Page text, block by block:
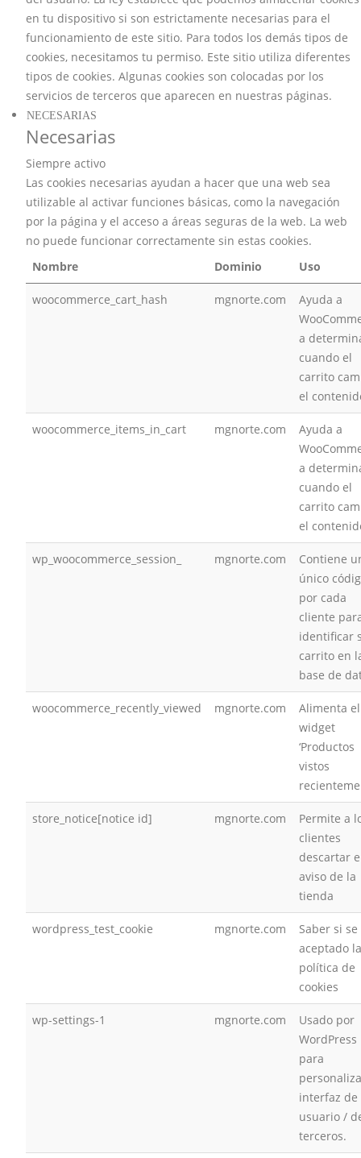
en tu dispositivo si son estrictamente necesarias para el
funcionamiento de este sitio. Para todos los demás tipos de
cookies, necesitamos tu permiso. Este sitio utiliza diferentes
tipos de cookies. Algunas cookies son colocadas por los
servicios de terceros que aparecen en nuestras páginas.
NECESARIAS
Necesarias
Siempre activo
Las cookies necesarias ayudan a hacer que una web sea
utilizable al activar funciones básicas, como la navegación
por la página y el acceso a áreas seguras de la web. La web
no puede funcionar correctamente sin estas cookies.
Nombre
Dominio Uso
woocommerce_cart_hash mgnorte.com
Ayuda a
a
cuando el
carrito
el
woocommerce_items_in_cart mgnorte.com
Ayuda a
a
cuando el
carrito
el
wp_woocommerce_session_ mgnorte.com
Contiene
único
por cada
cliente
identificar
carrito en
base de
woocommerce_recently_viewed mgnorte.com
Alimenta el
widget
‘Productos
vistos
store_notice[notice id] mgnorte.com
Permite a
clientes
descartar
aviso de la
tienda
wordpress_test_cookie mgnorte.com
Saber si
aceptado la
política de
cookies
wp-settings-1 mgnorte.com
Usado por
WordPress
para
interfaz de
usuario /
terceros.